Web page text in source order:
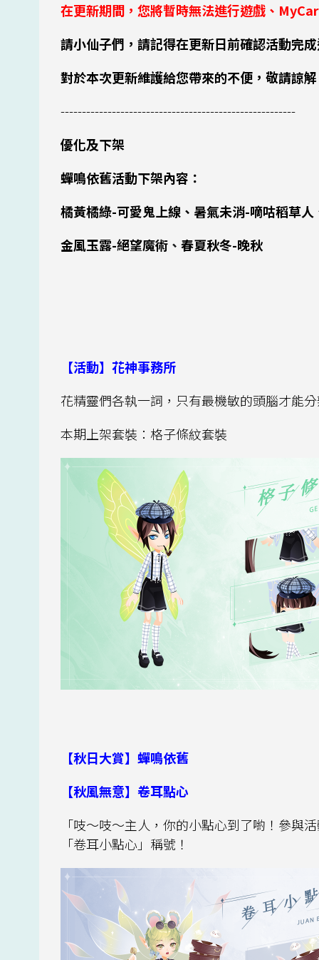
在更新期間，您將暫時無法進行遊戲、
請小仙子們，請記得在更新日前確認活動完
對於本次更新維護給您帶來的不便，敬請諒
-------------------------------------------------------
優化及下架
蟬鳴依舊活動下架內容：
橘黃橘綠-可愛鬼上線、暑氣未消-嘀咕稻草人
金風玉露-絕望魔術 、 春夏秋冬-晚秋
【活動】花神事務所
花精靈們各執一詞，只有最機敏的頭腦才能
本期上架套裝：格子條紋套裝
【秋日大賞】蟬鳴依舊
【秋風無意】卷耳點心
「吱～吱～主人，你的小點心到了喲！參與
「卷耳小點心」稱號！